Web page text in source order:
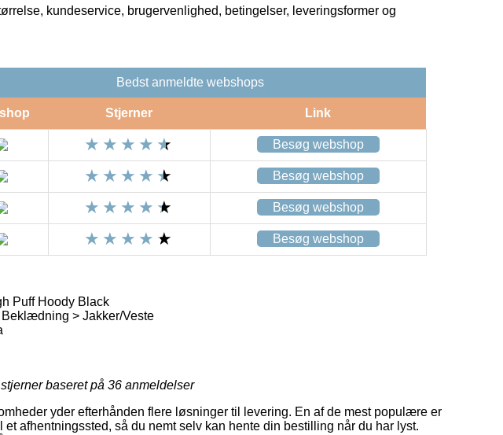
kundeservice, brugervenlighed, betingelser, leveringsformer og
Bedst anmeldte webshops
Stjerner Link
Besøg webshop
Besøg webshop
Besøg webshop
Besøg webshop
Puff Hoody Black
Beklædning > Jakker/Veste
baseret på 36 anmeldelser
yder efterhånden flere løsninger til levering. En af de mest populære er
et afhentningssted, så du nemt selv kan hente din bestilling når du har lyst.